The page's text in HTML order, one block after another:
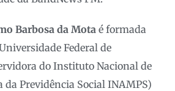
Barbosa da Mota é formada
Federal de
do Instituto Nacional de
da Previdência Social INAMPS)